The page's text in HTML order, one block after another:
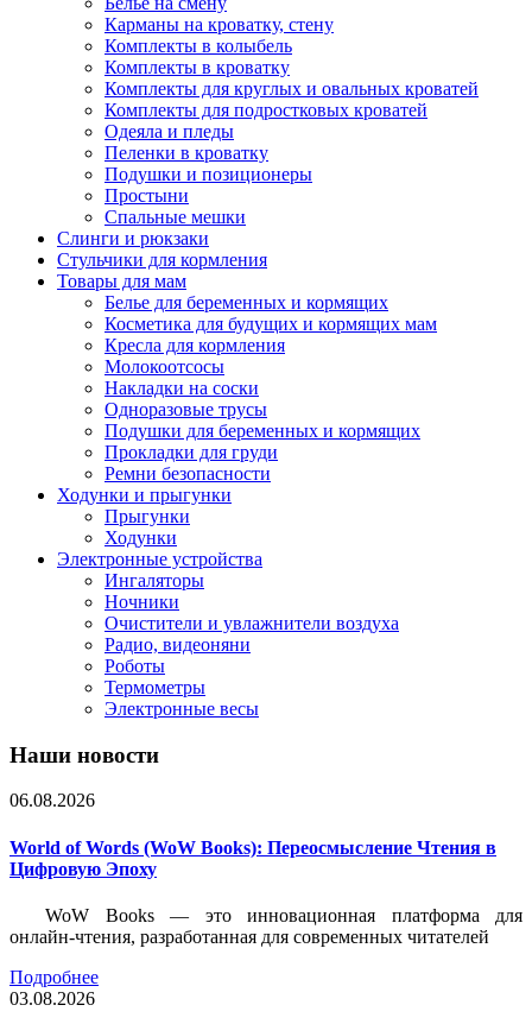
Карманы на кроватку, стену
Комплекты в колыбель
Комплекты в кроватку
Комплекты для круглых и овальных кроватей
Комплекты для подростковых кроватей
Одеяла и пледы
Пеленки в кроватку
Подушки и позиционеры
Простыни
Спальные мешки
Слинги и рюкзаки
Стульчики для кормления
Товары для мам
Белье для беременных и кормящих
Косметика для будущих и кормящих мам
Кресла для кормления
Молокоотсосы
Накладки на соски
Одноразовые трусы
Подушки для беременных и кормящих
Прокладки для груди
Ремни безопасности
Ходунки и прыгунки
Прыгунки
Ходунки
Электронные устройства
Ингаляторы
Ночники
Очистители и увлажнители воздуха
Радио, видеоняни
Роботы
Термометры
Электронные весы
Наши новости
06.08.2026
World of Words (WoW Books): Переосмысление Чтения в
Цифровую Эпоху
WoW Books — это инновационная платформа для
онлайн-чтения, разработанная для современных читателей
Подробнее
03.08.2026